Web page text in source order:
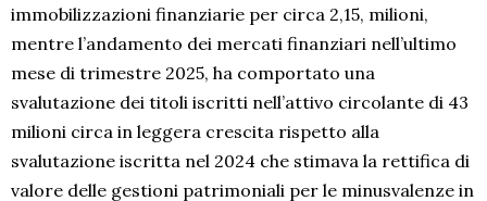
immobilizzazioni finanziarie per circa 2,15, milioni,
mentre l’andamento dei mercati finanziari nell’ultimo
mese di trimestre 2025, ha comportato una
svalutazione dei titoli iscritti nell’attivo circolante di 43
milioni circa in leggera crescita rispetto alla
svalutazione iscritta nel 2024 che stimava la rettifica di
valore delle gestioni patrimoniali per le minusvalenze in